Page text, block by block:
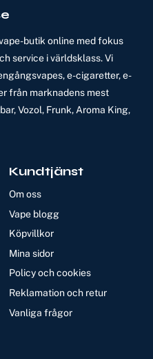
butik online med fokus
service i världsklass. Vi
e-cigaretter, e-
från marknadens mest
Vozol, Frunk, Aroma King,
Kundtjänst
Om oss
Vape blogg
Köpvillkor
Mina sidor
Policy och cookies
Reklamation och retur
Vanliga frågor